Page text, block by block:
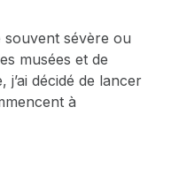
souvent sévère ou
musées et de
décidé de lancer
à